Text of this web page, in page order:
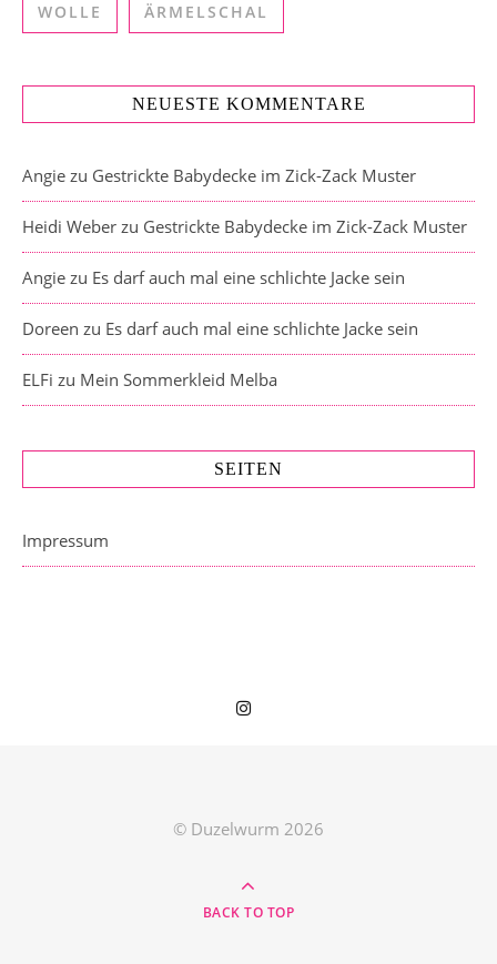
WOLLE ÄRMELSCHAL
NEUESTE KOMMENTARE
Angie zu Gestrickte Babydecke im Zick-Zack Muster
Heidi Weber zu Gestrickte Babydecke im Zick-Zack Muster
Angie zu Es darf auch mal eine schlichte Jacke sein
Doreen zu Es darf auch mal eine schlichte Jacke sein
ELFi zu Mein Sommerkleid Melba
SEITEN
Impressum
© Duzelwurm 2026
BACK TO TOP